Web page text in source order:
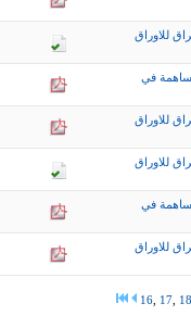
للاوراق
في
للاوراق
للاوراق
في
للاوراق
16 17 18